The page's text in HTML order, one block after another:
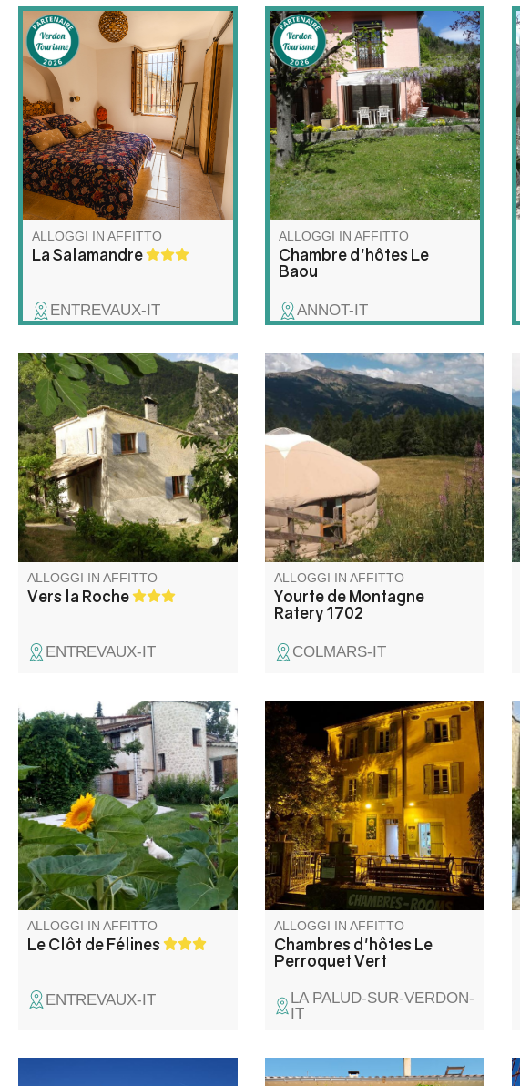
Vivez l'Authenticité
(Accessible !) Appartement en
rez-de-chaussée rénové,
lumineux et spacieux, situé
dans une charmante maison
de village du 17e siècle.
Accessibilité pour les
personnes à mobilité réduite
et de toutes les commodités
nécessaires.
ALLOGGI IN AFFITTO
La Salamandre
ENTREVAUX-IT
I padroni di casa vi accolgono
nella loro casa circondata da
un giardino alberato. Jacques
è un appassionato di
escursionismo e vi guiderà
lungo i più bei sentieri della
regione, mentre Julienne vi
offrirà le sue colazioni fatte in
casa.
ALLOGGI IN AFFITTO
Chambre d'hôtes Le
Baou
ANNOT-IT
Ai margini del Mercantour, casa
indipendente su una collina
circondata da terrazze e ulivi,
con una vista superba sul
villaggio fortificato di Entrevaux
e sulla pianura del Var.
ALLOGGI IN AFFITTO
Vers la Roche
ENTREVAUX-IT
Una notte insolita nel cuore
della natura. La nostra yurta
offre un'esperienza originale! In
famiglia o con gli amici, in
estate o in inverno, nel cuore
del Col des Champs melezin.
ALLOGGI IN AFFITTO
Yourte de Montagne
Ratery 1702
COLMARS-IT
Catherine e Patrice vi danno il
benvenuto nel loro gîte di
fronte al villaggio medievale di
Entrevaux.
ALLOGGI IN AFFITTO
Le Clôt de Félines
ENTREVAUX-IT
Christine e Olivier vi danno il
benvenuto nel cuore del
villaggio di La Palud sur
Verdon, in un edificio del XVIII
secolo.
ALLOGGI IN AFFITTO
Chambres d'hôtes Le
Perroquet Vert
LA PALUD-SUR-VERDON-
IT